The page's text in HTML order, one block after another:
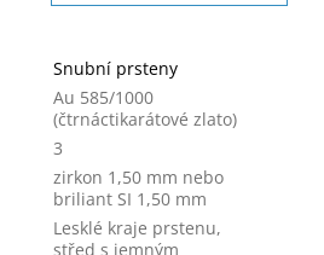
Snubní prsteny
Au 585/1000
(čtrnáctikarátové zlato)
3
zirkon 1,50 mm nebo
briliant SI 1,50 mm
Lesklé kraje prstenu,
střed s jemným